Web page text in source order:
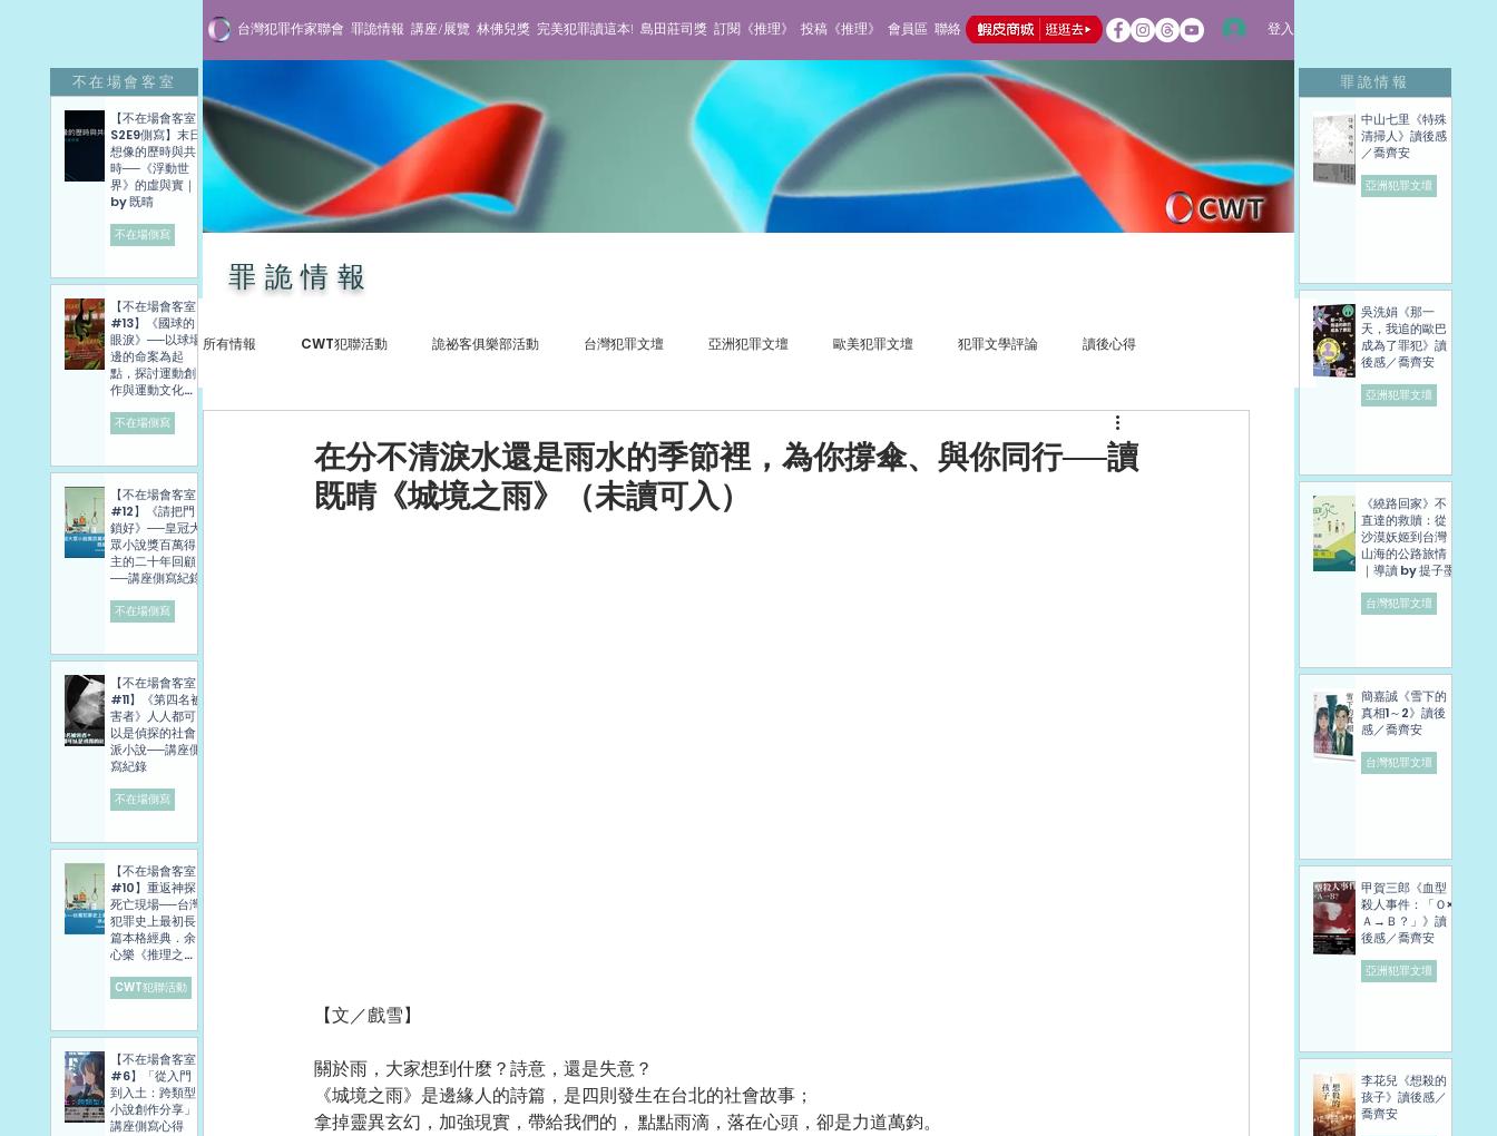
台灣犯罪作家聯會 罪詭情報 講座/展覽 林佛兒獎 完美犯罪讀這本! 島田莊司獎 訂閱《推理》 投稿《推理》 會員區 聯絡 登入
罪詭情報
所有情報 CWT犯聯活動 詭祕客俱樂部活動 台灣犯罪文壇 亞洲犯罪文壇 歐美犯罪文壇 犯罪文學評論 讀後心得
在分不清淚水還是雨水的季節裡，為你撐傘、與你同行──讀
既晴《城境之雨》（未讀可入）
【文／戲雪】
關於雨，大家想到什麼？詩意，還是失意？
《城境之雨》是邊緣人的詩篇，是四則發生在台北的社會故事；
拿掉靈異玄幻，加強現實，帶給我們的， 點點雨滴，落在心頭，卻是力道萬鈞。
罪詭情報
不在場會客室
【不在場會客室
S2E9側寫】末日
想像的歷時與共
時──《浮動世
界》的虛與實｜
by 既晴
不在場側寫
【不在場會客室
#13】《國球的
眼淚》──以球場
邊的命案為起
點，探討運動創
作與運動文化發
寫紀錄
不在場側寫
【不在場會客室
#12】《請把門
鎖好》──皇冠大
眾小說獎百萬得
主的二十年回顧
──講座側寫紀錄
不在場側寫
【不在場會客室
#11】《第四名被
害者》人人都可
以是偵探的社會
派小說──講座側
寫紀錄
不在場側寫
【不在場會客室
#10】重返神探
死亡現場──台灣
犯罪史上最初長
篇本格經典．余
心樂《推理之
導
CWT犯聯活動
【不在場會客室
#6】「從入門
到入土：跨類型
小說創作分享」
講座側寫心得
中山七里《特殊
清掃人》讀後感
／喬齊安
亞洲犯罪文壇
吳洗娟《那一
天，我追的歐巴
成為了罪犯》讀
後感／喬齊安
亞洲犯罪文壇
《繞路回家》不
直達的救贖：從
沙漠妖姬到台灣
山海的公路旅情
｜導讀 by 提子墨
台灣犯罪文壇
簡嘉誠《雪下的
真相1～2》讀後
感／喬齊安
台灣犯罪文壇
甲賀三郎《血型
殺人事件：「Ｏ×
Ａ→Ｂ？」》讀
後感／喬齊安
亞洲犯罪文壇
李花兒《想殺的
孩子》讀後感／
喬齊安